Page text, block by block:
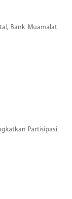
Bank Muamalat
Partisipasi